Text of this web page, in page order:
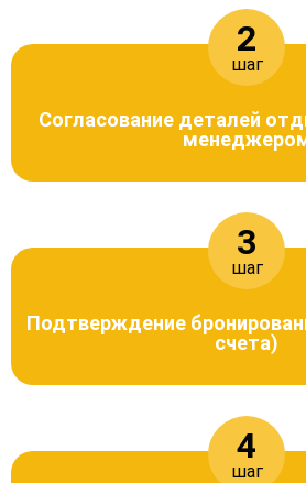
2
шаг
Согласование деталей
3
шаг
Подтверждение
счета)
4
шаг